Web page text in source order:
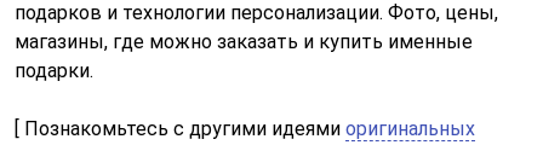
подарков и технологии персонализации. Фото, цены,
магазины, где можно заказать и купить именные
подарки.
[ Познакомьтесь с другими идеями оригинальных